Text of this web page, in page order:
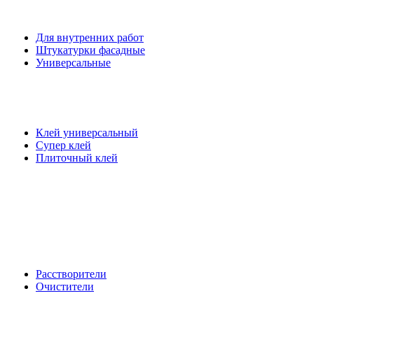
Для внутренних работ
Штукатурки фасадные
Универсальные
Клей универсальный
Супер клей
Плиточный клей
Расстворители
Очистители